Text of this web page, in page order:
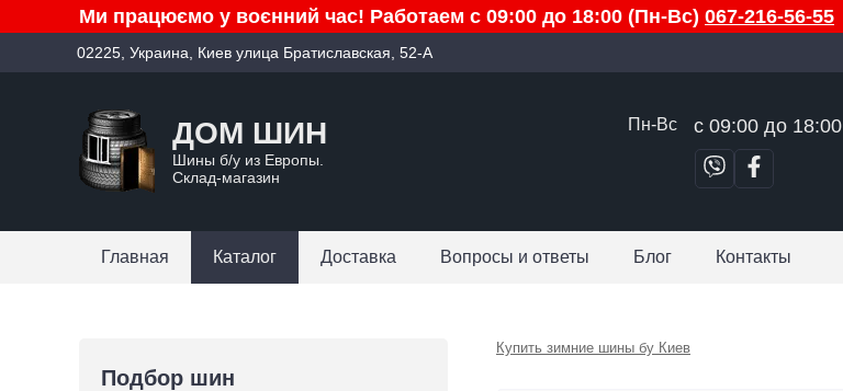
Ми працюємо у воєнний час! Работаем с 09:00 до 18:00 (Пн-Вс) 067-216-56-55
02225, Украина, Киев улица Братиславская, 52-А
ДОМ ШИН
Шины б/у из Европы.
Склад-магазин
Пн-Вс с 09:00 до 18:00
Главная Каталог Доставка Вопросы и ответы Блог Контакты
Подбор шин
Купить зимние шины бу Киев